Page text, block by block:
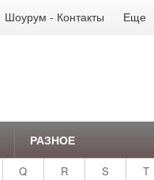
Шоурум - Контакты Еще
РАЗНОЕ
Q R S T